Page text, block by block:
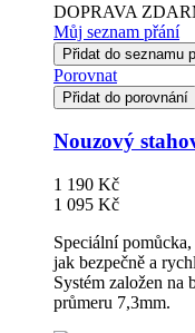
DOPRAVA
Můj seznam přání
Přidat do seznamu
Porovnat
Přidat do porovnání
Nouzový
1 190 Kč
1 095 Kč
Speciální
jak bezpečně a
Systém založen na
průmeru 7,3mm.